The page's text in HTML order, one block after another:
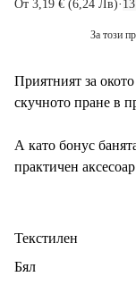
От 3,19 € (6,24 Лв)·
За този
Приятният за
скучното пране в
А като бонус
практичен
Текстилен
Бял